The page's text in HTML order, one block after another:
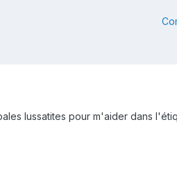
lussatites pour m'aider dans